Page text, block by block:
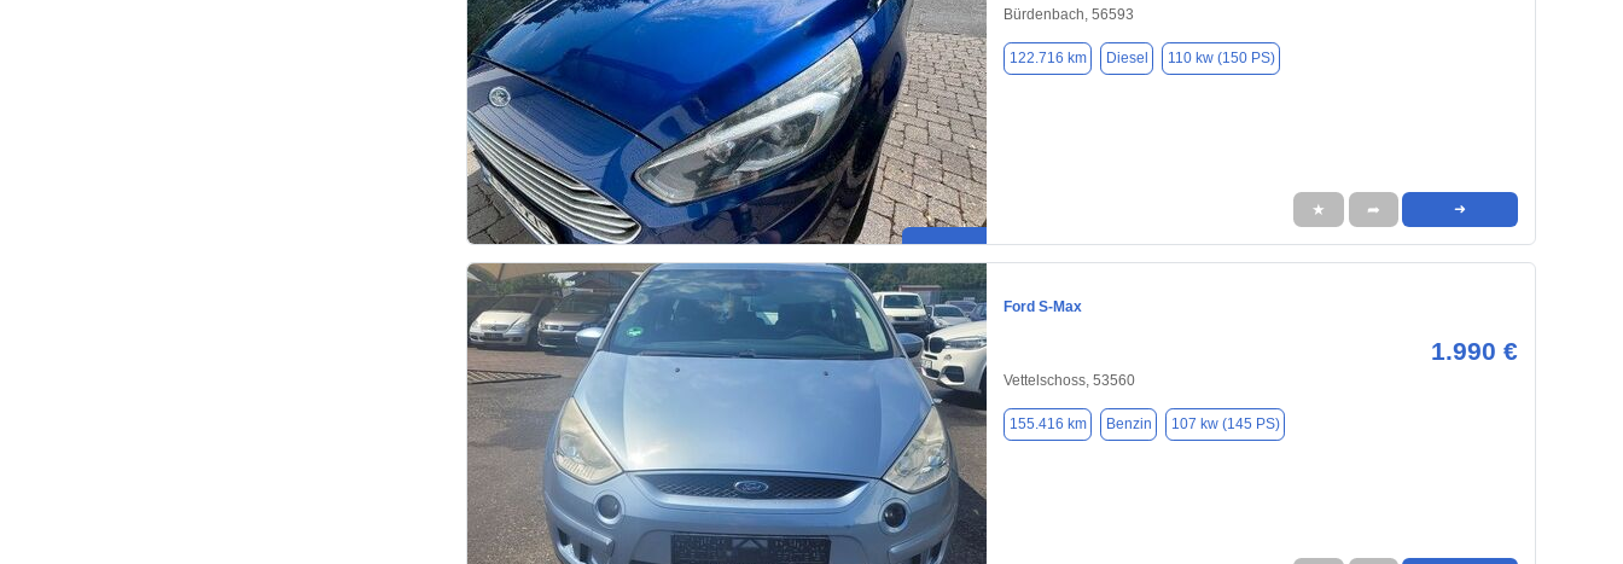
Bürdenbach, 56593
122.716 km Diesel 110 kw (150 PS)
★ ➦ ➜
Ford S-Max
1.990 €
Vettelschoss, 53560
155.416 km Benzin 107 kw (145 PS)